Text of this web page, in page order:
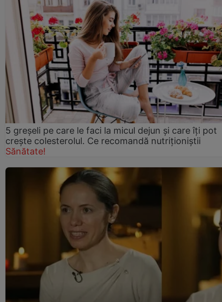
5 greșeli pe care le faci la micul dejun și care îți pot
crește colesterolul. Ce recomandă nutriționiștii
Sănătate!